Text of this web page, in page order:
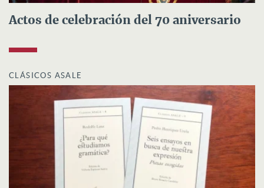
Actos de celebración del 70 aniversario
CLÁSICOS ASALE